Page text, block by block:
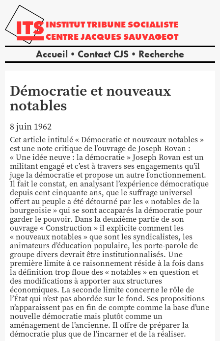
INSTITUTTRIBUNE SOCIALISTE
CENTREJACQUES SAUVAGEOT
Accueil Contact CJS Recherche
Démocratie et nouveaux
notables
8 juin 1962
Cet article intitulé « Démocratie et nouveaux notables »
est une note critique de l’ouvrage de Joseph Rovan :
« Une idée neuve : la démocratie » Joseph Rovan est un
militant engagé et c’est à travers ses engagements qu’il
juge la démocratie et propose un autre fonctionnement.
Il fait le constat, en analysant l’expérience démocratique
depuis cent cinquante ans, que le suffrage universel
offert au peuple a été détourné par les « notables de la
bourgeoisie » qui se sont accaparés la démocratie pour
garder le pouvoir. Dans la deuxième partie de son
ouvrage « Construction » il explicite comment les
« nouveaux notables » que sont les syndicalistes, les
animateurs d’éducation populaire, les porte-parole de
groupe divers devrait être institutionnalisés. Une
première limite à ce raisonnement réside à la fois dans
la définition trop floue des « notables » en question et
des modifications à apporter aux structures
économiques. La seconde limite concerne le rôle de
l’État qui n’est pas abordée sur le fond. Ses propositions
n’apparaissent pas en fin de compte comme la base d’une
nouvelle démocratie mais plutôt comme un
aménagement de l’ancienne. Il offre de préparer la
démocratie plus que de l’incarner et de la réaliser.